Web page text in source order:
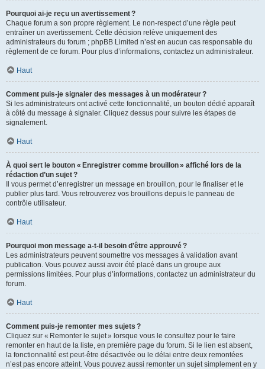
Pourquoi ai-je reçu un avertissement ?
Chaque forum a son propre règlement. Le non-respect d’une règle peut
entraîner un avertissement. Cette décision relève uniquement des
administrateurs du forum ; phpBB Limited n’est en aucun cas responsable du
règlement de ce forum. Pour plus d’informations, contactez un administrateur.
Haut
Comment puis-je signaler des messages à un modérateur ?
Si les administrateurs ont activé cette fonctionnalité, un bouton dédié apparaît
à côté du message à signaler. Cliquez dessus pour suivre les étapes de
signalement.
Haut
À quoi sert le bouton « Enregistrer comme brouillon » affiché lors de la
rédaction d’un sujet ?
Il vous permet d’enregistrer un message en brouillon, pour le finaliser et le
publier plus tard. Vous retrouverez vos brouillons depuis le panneau de
contrôle utilisateur.
Haut
Pourquoi mon message a-t-il besoin d’être approuvé ?
Les administrateurs peuvent soumettre vos messages à validation avant
publication. Vous pouvez aussi avoir été placé dans un groupe aux
permissions limitées. Pour plus d’informations, contactez un administrateur du
forum.
Haut
Comment puis-je remonter mes sujets ?
Cliquez sur « Remonter le sujet » lorsque vous le consultez pour le faire
remonter en haut de la liste, en première page du forum. Si le lien est absent,
la fonctionnalité est peut-être désactivée ou le délai entre deux remontées
n’est pas encore atteint. Vous pouvez aussi remonter un sujet simplement en y